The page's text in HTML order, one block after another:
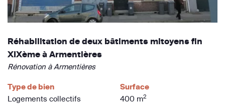
Réhabilitation de deux bâtiments mitoyens fin
XIXème à Armentières
Rénovation à Armentières
Type de bien
Logements collectifs
Surface
400 m2